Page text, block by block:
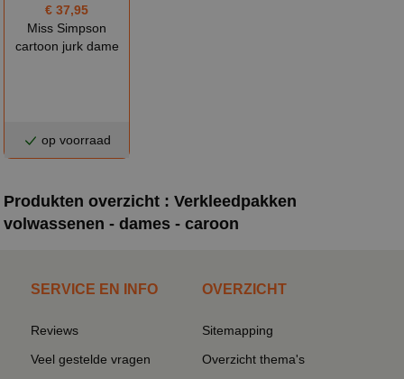
€ 37,95
Miss Simpson
cartoon jurk dame
op voorraad
Produkten overzicht : Verkleedpakken
volwassenen - dames - caroon
SERVICE EN INFO
Reviews
Veel gestelde vragen
OVERZICHT
Sitemapping
Overzicht thema's